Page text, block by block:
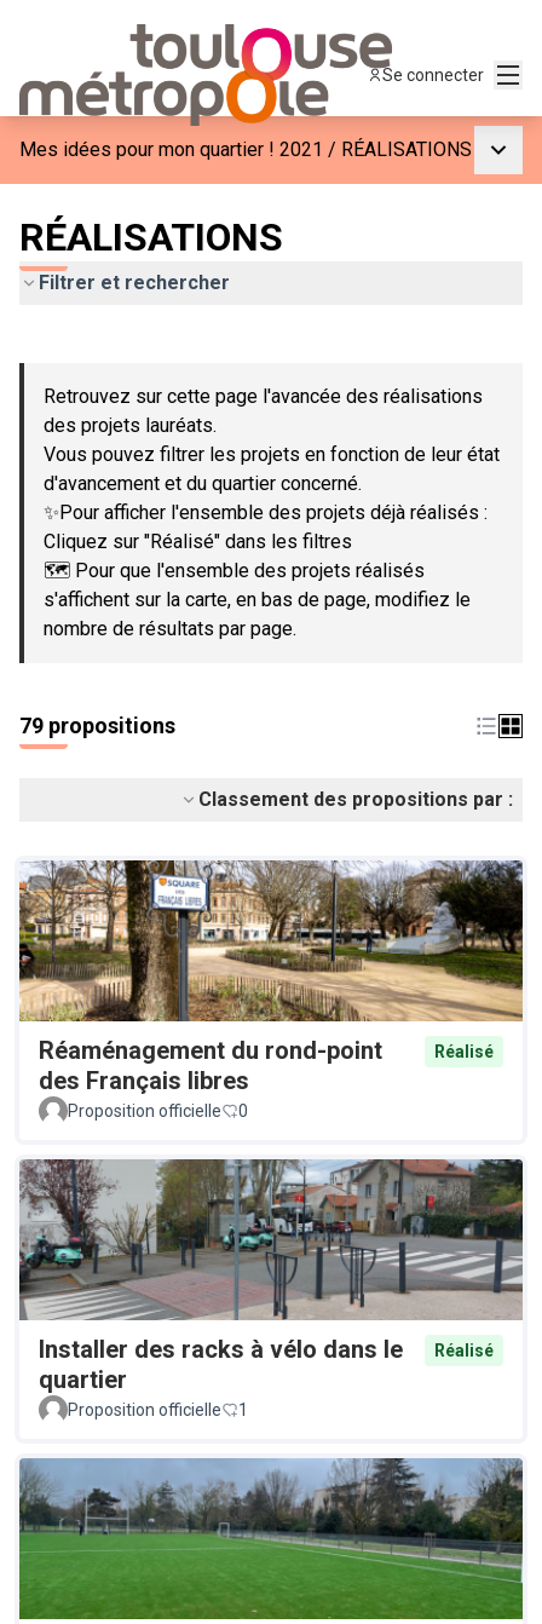
Se connecter
Mes idées pour mon quartier ! 2021 / RÉALISATIONS
RÉALISATIONS
Filtrer et rechercher
−
Retrouvez sur cette page l'avancée des réalisations
des projets lauréats.
Vous pouvez filtrer les projets en fonction de leur état
d'avancement et du quartier concerné.
✨Pour afficher l'ensemble des projets déjà réalisés :
Cliquez sur "Réalisé" dans les filtres
🗺️ Pour que l'ensemble des projets réalisés
s'affichent sur la carte, en bas de page, modifiez le
nombre de résultats par page.
79 propositions
Classement des propositions par :
Réaménagement du rond-point
des Français libres
Réalisé
Proposition officielle 0
Installer des racks à vélo dans le
quartier
Réalisé
Proposition officielle 1